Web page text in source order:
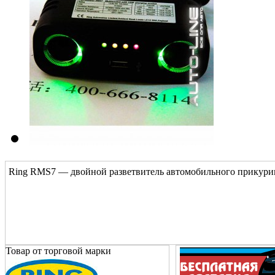
Ring RMS7 — двойной разветвитель автомобильного
Товар от торговой марки